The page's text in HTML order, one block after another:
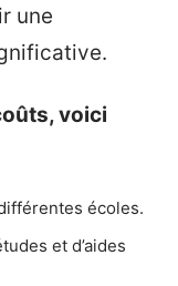
une
voici
écoles.
et d’aides